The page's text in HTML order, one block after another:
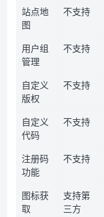
站点地
图
不支持
用户组
管理
不支持
自定义
版权
不支持
自定义
代码
不支持
注册码
功能
不支持
图标获
取
支持第
三方